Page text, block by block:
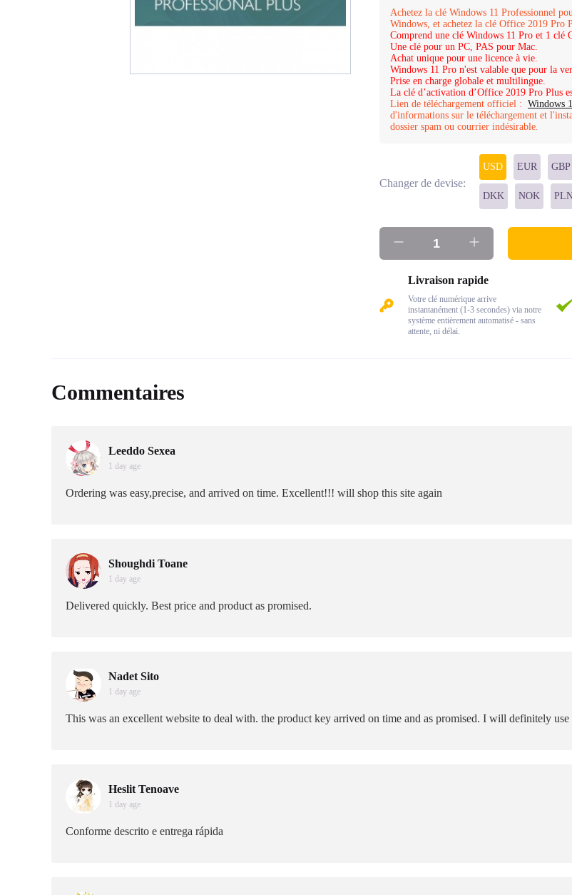
Achetez la clé Windows 11 Professionnel
Windows, et achetez la clé Office 2019 Pro
Comprend une clé Windows 11 Pro et 1 clé
Une clé pour un PC, PAS pour Mac.
Achat unique pour une licence à vie.
Windows 11 Pro n'est valable que pour la
Prise en charge globale et multilingue.
La clé d’activation d’Office 2019 Pro Plus
Lien de téléchargement officiel : Windows
d'informations sur le téléchargement et
dossier spam ou courrier indésirable.
Changer de devise:
USD EUR GBP
DKK NOK
Livraison rapide
Votre clé numérique arrive
instantanément (1-3 secondes) via notre
système entièrement automatisé - sans
attente, ni délai.
Commentaires
Leeddo Sexea
1 day age
Ordering was easy,precise, and arrived on time. Excellent!!! will shop this site again
Shoughdi Toane
1 day age
Delivered quickly. Best price and product as promised.
Nadet Sito
1 day age
This was an excellent website to deal with. the product key arrived on time and as promised. I will definitely use
Heslit Tenoave
1 day age
Conforme descrito e entrega rápida